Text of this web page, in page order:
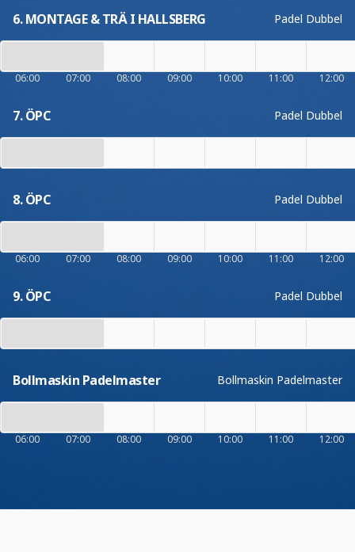
6. MONTAGE & TRÄ I HALLSBERG Padel Dubbel
06:00 07:00 08:00 09:00 10:00 11:00 12:00
7. ÖPC Padel Dubbel
8. ÖPC Padel Dubbel
06:00 07:00 08:00 09:00 10:00 11:00 12:00
9. ÖPC Padel Dubbel
Bollmaskin Padelmaster Bollmaskin Padelmaster
06:00 07:00 08:00 09:00 10:00 11:00 12:00